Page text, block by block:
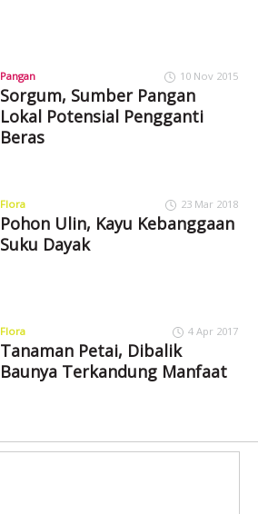
Pangan 10 Nov 2015
Sorgum, Sumber Pangan
Lokal Potensial Pengganti
Beras
Flora 23 Mar 2018
Pohon Ulin, Kayu Kebanggaan
Suku Dayak
Flora 4 Apr 2017
Tanaman Petai, Dibalik
Baunya Terkandung Manfaat